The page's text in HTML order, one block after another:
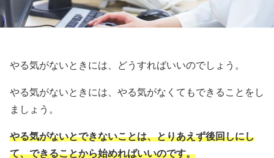
やる気がないときには、どうすればいいのでしょう。
やる気がないときには、やる気がなくてもできることをし
ましょう。
やる気がないとできないことは、とりあえず後回しにし
て、できることから始めればいいのです。